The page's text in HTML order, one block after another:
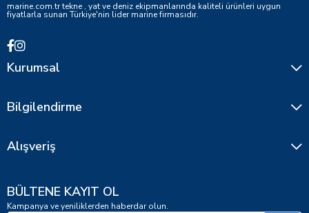
marine.com.tr tekne , yat ve deniz ekipmanlarında kaliteli ürünleri uygun
fiyatlarla sunan Türkiye'nin lider marine firmasıdır.
Kurumsal
Bilgilendirme
Alışveriş
BÜLTENE KAYIT OL
Kampanya ve yeniliklerden haberdar olun.